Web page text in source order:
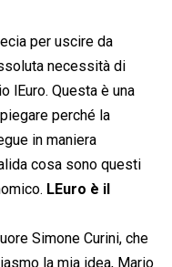
per uscire da
necessità di
lEuro. Questa è una
perché la
in maniera
cosa sono questi
LEuro è il
Simone Curini, che
la mia idea, Mario